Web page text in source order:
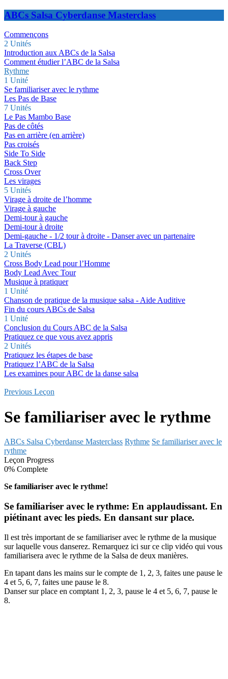
ABCs Salsa Cyberdanse Masterclass
Commençons
2 Unités
Introduction aux ABCs de la Salsa
Comment étudier l’ABC de la Salsa
Rythme
1 Unité
Se familiariser avec le rythme
Les Pas de Base
7 Unités
Le Pas Mambo Base
Pas de côtés
Pas en arrière (en arrière)
Pas croisés
Side To Side
Back Step
Cross Over
Les virages
5 Unités
Virage à droite de l’homme
Virage à gauche
Demi-tour à gauche
Demi-tour à droite
Demi-gauche - 1/2 tour à droite - Danser avec un partenaire
La Traverse (CBL)
2 Unités
Cross Body Lead pour l’Homme
Body Lead Avec Tour
Musique à pratiquer
1 Unité
Chanson de pratique de la musique salsa - Aide Auditive
Fin du cours ABCs de Salsa
1 Unité
Conclusion du Cours ABC de la Salsa
Pratiquez ce que vous avez appris
2 Unités
Pratiquez les étapes de base
Pratiquez l’ABC de la Salsa
Les examines pour ABC de la danse salsa
Previous Leçon
Se familiariser avec le rythme
ABCs Salsa Cyberdanse Masterclass Rythme Se familiariser avec le
rythme
Leçon Progress
0% Complete
Se familiariser avec le rythme!
Se familiariser avec le rythme: En applaudissant. En
piétinant avec les pieds. En dansant sur place.
Il est très important de se familiariser avec le rythme de la musique
sur laquelle vous danserez. Remarquez ici sur ce clip vidéo qui vous
familiarisera avec le rythme de la Salsa de deux manières.
En tapant dans les mains sur le compte de 1, 2, 3, faites une pause le
4 et 5, 6, 7, faites une pause le 8.
Danser sur place en comptant 1, 2, 3, pause le 4 et 5, 6, 7, pause le
8.